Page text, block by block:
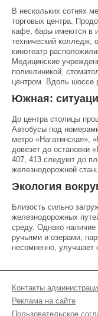
В нескольких сотнях
торговых центра.
кафе, бары имеются в
технический колледж,
кинотеатр
Медицинские
поликлиникой,
центром. Вдоль шоссе
Южная:
До центра столицы
Автобусы под
метро «Нагатинская»,
довезет до остановки
407, 413 следуют до
железнодорожной
Экология
Близость сильно
железнодорожных
среду. Однако наличие
ручьями и озерами,
несомненно, улучшает
Контакты
Реклама на сайте
Пользовательское